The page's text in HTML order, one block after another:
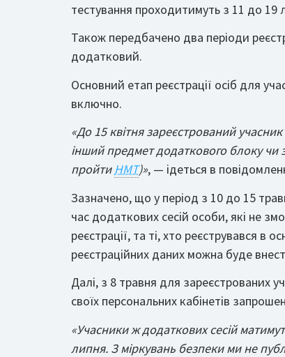
тестування проходитимуть з 11 до 19
Також передбачено два періоди
додатковий.
Основний етап реєстрації осіб для
включно.
«До 15 квітня зареєстрований
інший предмет додаткового блоку чи
пройтиНМТ)», — ідеться в
Зазначено, що у період з 10 до 15
час додаткових сесій особи, які не
реєстрації, та ті, хто реєструвався в
реєстраційних даних можна буде
Далі, з 8 травня для зареєстрованих
своїх персональних кабінетів
«Учасники ж додаткових сесій
липня. З міркувань безпеки ми не